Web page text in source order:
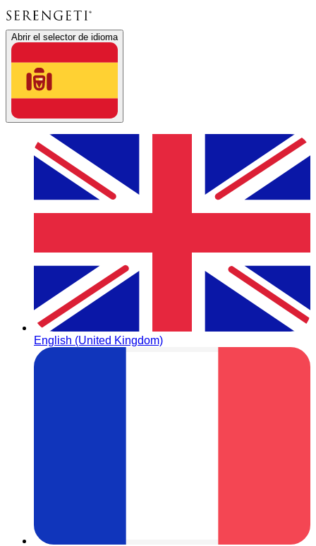
Abrir el selector de idioma
English (United Kingdom)